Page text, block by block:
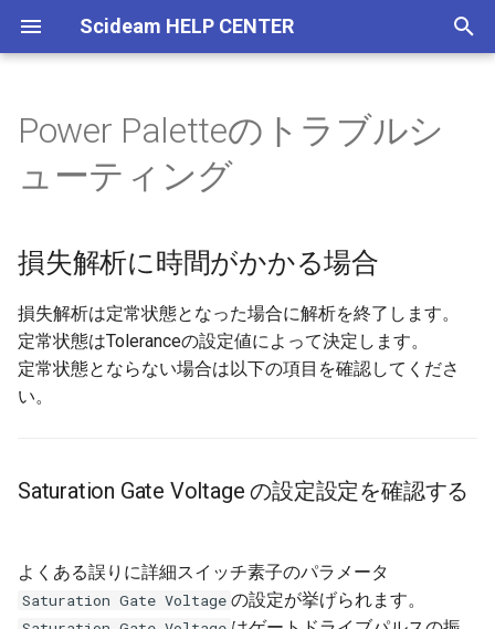
Scideam HELP CENTER
初
化
Scideamについて 機能概要
ウインドウの表示
ウインドウの操作
ヘルプメニュー
回路エディタ
ツール説明
ツールについて
インスペクター
ヒストリー
State Viewer
Circuit Browser
Get Started
ファイルの編集
グローバル変数
スクリプトファイル
SLCスクリプトファイル
素子モデル
素子モデルについて
Connection
Diode
Gate Driver
Modulator
Oprerator(Discrete)
コンフィグエディタ
サブ周波数
シミュレーションプロフ
ル
シミュレーションエンジ
低周波周波数
シミュレーションの手順
Transient (Full)
FRA
Sweep
Eschartについて 基本操作
メイン機能
読み込み・保存
インポート
演算機能
系列間演算
フィルタ
信号生成
解析機能
周波数解析(FFT)
Digital Paletteについて ファイルの操作
ファイルの設定
素子モデル
Oprerator(Discrete)
Source(Discrete)
スクリプト言語文法
機能関数の使用方法
Power Paletteについて 解析方法について
機能解説
損失解析
素子モデル
Switch
詳細解説
詳細FET素子のスイッチ
特性
損失成分を持つ素子
損失解析における注意事
SL Paletteについて インストール
SLCスクリプトファイル
ファイルの操作
ファイルの設定
Scideamブロックの使い方
ファイルの読込
入出力の設定
Blocks
SCIDEAM
SCIDEAM BODE
Rate Transition
Transient
Frequency Response
Motor Paletteについて Motor
ScideamPyについて
API リファレンス
変更履歴
チュートリアルについて 回路作成編
波形解析編
周波数特性解析編
Digital Palette編
Power Palette 設定編
Power Palette 交流解析編
Scideam Free
Free版 導入編
Free版 シミュレーション
Free版 波形解析編
Top さまざまなPWM設定方法
デッドタイムの設定方法
周波数特性解析
スイープ解析
フリップフロップ
微分器
回路編
降圧型コンバータ
昇降圧型コンバータ
Hブリッジ昇降圧コンバ
フォワード型コンバータ
フライバックコンバータ
LLC共振コンバータ
Digital Palette
さまざまなPWM設定方法
スイープ解析
ADコンバータ
非線形素子の作成
タスクコントロール
マルチフェーズ・インタ
ブコンバータ
Power Palette
降圧型コンバータの損失
電圧源・電流源を負荷と
LLCコンバータの損失解析
Simulinkを使ったPFM制御
DC Motor
PMSM Motor
Induction Motor
Switched Reluctance
損失解析に時間がかかる場合
Nch Si/SiC-FET、Detail Nch
GaN-FETなど)のパラメータ
を確認する
損失解析が十分に定常状態
Steady解析をOFFにして確
Power Paletteのトラブルシ
ューティング
損失解析に時間がかかる場合
損失解析は定常状態となった場合に解析を終了します。
定常状態はToleranceの設定値によって決定します。
定常状態とならない場合は以下の項目を確認してくださ
い。
Saturation Gate Voltage の設定設定を確認する
よくある誤りに詳細スイッチ素子のパラメータ
Saturation Gate Voltage の設定が挙げられます。